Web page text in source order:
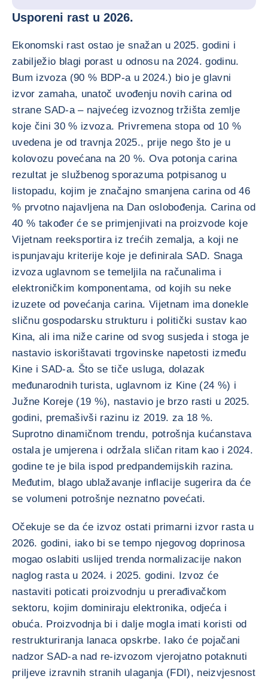
Usporeni rast u 2026.
Ekonomski rast ostao je snažan u 2025. godini i
zabilježio blagi porast u odnosu na 2024. godinu.
Bum izvoza (90 % BDP-a u 2024.) bio je glavni
izvor zamaha, unatoč uvođenju novih carina od
strane SAD-a – najvećeg izvoznog tržišta zemlje
koje čini 30 % izvoza. Privremena stopa od 10 %
uvedena je od travnja 2025., prije nego što je u
kolovozu povećana na 20 %. Ova potonja carina
rezultat je službenog sporazuma potpisanog u
listopadu, kojim je značajno smanjena carina od 46
% prvotno najavljena na Dan oslobođenja. Carina od
40 % također će se primjenjivati na proizvode koje
Vijetnam reeksportira iz trećih zemalja, a koji ne
ispunjavaju kriterije koje je definirala SAD. Snaga
izvoza uglavnom se temeljila na računalima i
elektroničkim komponentama, od kojih su neke
izuzete od povećanja carina. Vijetnam ima donekle
sličnu gospodarsku strukturu i politički sustav kao
Kina, ali ima niže carine od svog susjeda i stoga je
nastavio iskorištavati trgovinske napetosti između
Kine i SAD-a. Što se tiče usluga, dolazak
međunarodnih turista, uglavnom iz Kine (24 %) i
Južne Koreje (19 %), nastavio je brzo rasti u 2025.
godini, premašivši razinu iz 2019. za 18 %.
Suprotno dinamičnom trendu, potrošnja kućanstava
ostala je umjerena i održala sličan ritam kao i 2024.
godine te je bila ispod predpandemijskih razina.
Međutim, blago ublažavanje inflacije sugerira da će
se volumeni potrošnje neznatno povećati.
Očekuje se da će izvoz ostati primarni izvor rasta u
2026. godini, iako bi se tempo njegovog doprinosa
mogao oslabiti uslijed trenda normalizacije nakon
naglog rasta u 2024. i 2025. godini. Izvoz će
nastaviti poticati proizvodnju u prerađivačkom
sektoru, kojim dominiraju elektronika, odjeća i
obuća. Proizvodnja bi i dalje mogla imati koristi od
restrukturiranja lanaca opskrbe. Iako će pojačani
nadzor SAD-a nad re-izvozom vjerojatno potaknuti
priljeve izravnih stranih ulaganja (FDI), neizvjesnost